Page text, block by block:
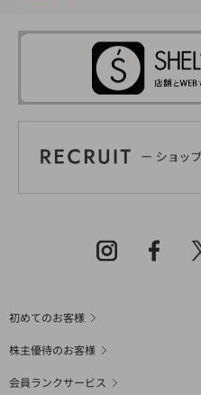
初めてのお客様
株主優待のお客様
会員ランクサービス